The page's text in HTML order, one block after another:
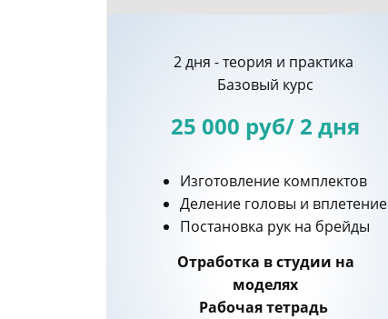
2 дня - теория и практика
Базовый курс
25 000 руб/ 2 дня
Изготовление комплектов
Деление головы и вплетение
Постановка рук на брейды
Отработка в студии на
моделях
Рабочая тетрадь